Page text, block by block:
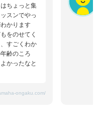
ちょっと集
スンでやっ
かります
をのせてく
すごくわか
齢のころ
かったなと
ongaku.com/